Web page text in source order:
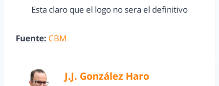
Esta claro que el logo no sera el definitivo
Fuente: CBM
J.J. González Haro